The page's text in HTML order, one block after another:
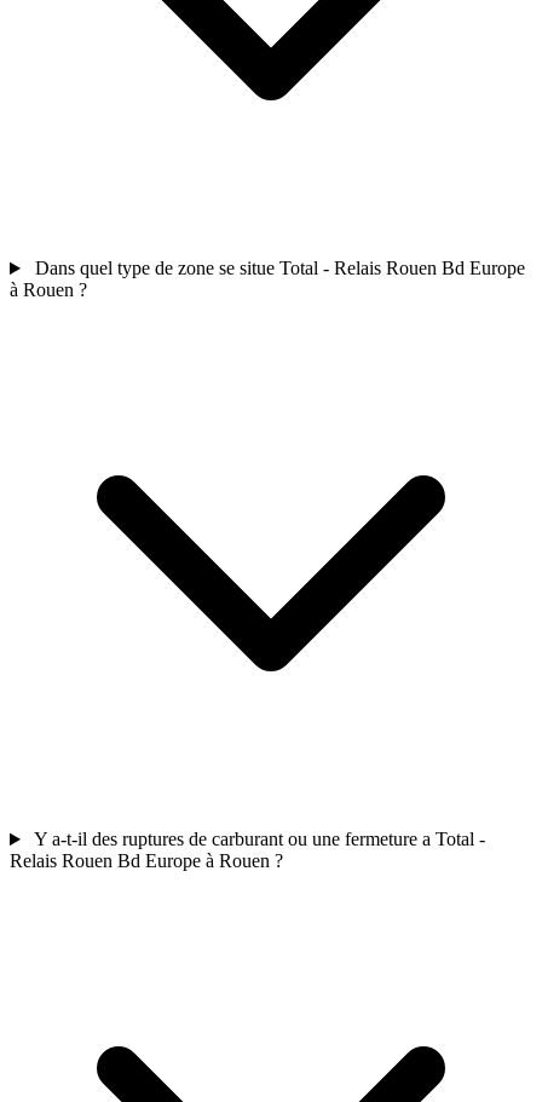
Dans quel type de zone se situe Total - Relais Rouen Bd Europe
à Rouen ?
Y a-t-il des ruptures de carburant ou une fermeture a Total -
Relais Rouen Bd Europe à Rouen ?